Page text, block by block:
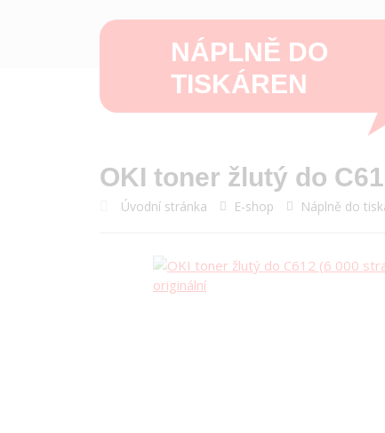
NÁPLNĚ DO
TISKÁREN
OKI toner žlutý do
Úvodní stránka E-shop Náplně do